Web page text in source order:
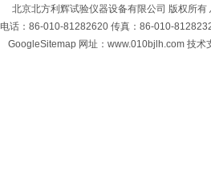
北京北方利辉试验仪器设备有限公司 版权所有
电话：86-010-81282620 传真：86-010-
GoogleSitemap 网址：www.010bjlh.com 技